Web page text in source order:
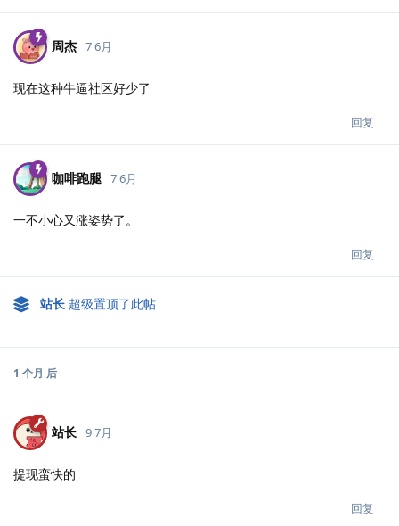
周杰 7 6月
现在这种牛逼社区好少了
回复
咖啡跑腿 7 6月
一不小心又涨姿势了。
回复
站长 超级置顶了此帖
1 个月 后
站长 9 7月
提现蛮快的
回复